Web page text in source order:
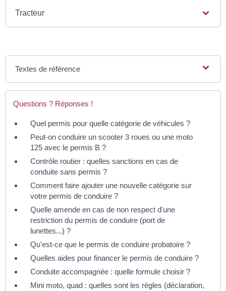
Tracteur
Textes de référence
Questions ? Réponses !
Quel permis pour quelle catégorie de véhicules ?
Peut-on conduire un scooter 3 roues ou une moto
125 avec le permis B ?
Contrôle routier : quelles sanctions en cas de
conduite sans permis ?
Comment faire ajouter une nouvelle catégorie sur
votre permis de conduire ?
Quelle amende en cas de non respect d'une
restriction du permis de conduire (port de
lunettes...) ?
Qu'est-ce que le permis de conduire probatoire ?
Quelles aides pour financer le permis de conduire ?
Conduite accompagnée : quelle formule choisir ?
Mini moto, quad : quelles sont les règles (déclaration,